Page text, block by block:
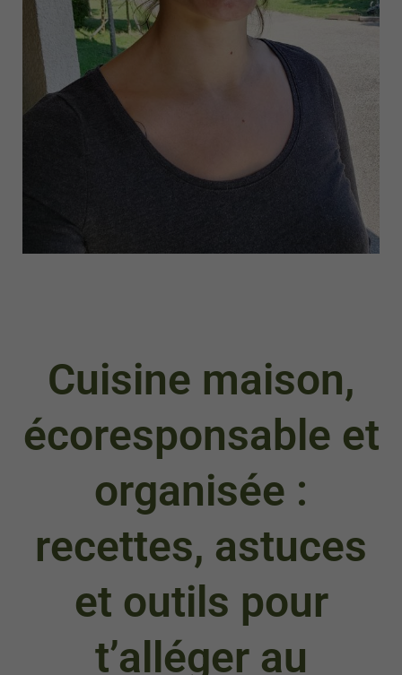
Cuisine maison,
écoresponsable et
organisée :
recettes, astuces
et outils pour
t’alléger au